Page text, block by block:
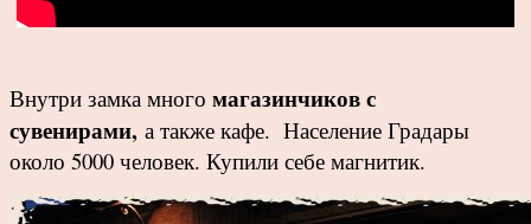
Внутри замка много магазинчиков с
сувенирами, а также кафе. Население Градары
около 5000 человек. Купили себе магнитик.